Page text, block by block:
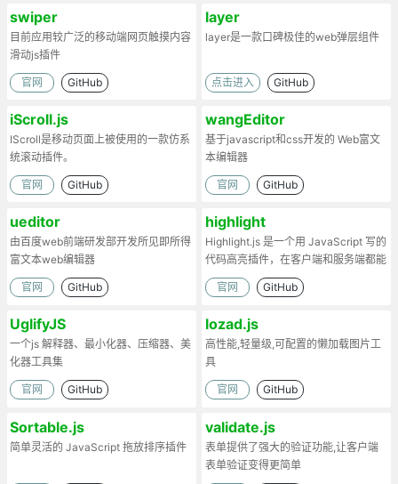
swiper
目前应用较广泛的移动端网页触摸内容
滑动js插件
官网 GitHub
layer
layer是一款口碑极佳的web弹层组件
点击进入 GitHub
iScroll.js
IScroll是移动页面上被使用的一款仿系
统滚动插件。
官网 GitHub
wangEditor
基于javascript和css开发的 Web富文
本编辑器
官网 GitHub
ueditor
由百度web前端研发部开发所见即所得
富文本web编辑器
官网 GitHub
highlight
Highlight.js 是一个用 JavaScript 写的
代码高亮插件，在客户端和服务端都能
工作。
官网 GitHub
UglifyJS
一个js 解释器、最小化器、压缩器、美
化器工具集
官网 GitHub
lozad.js
高性能,轻量级,可配置的懒加载图片工
具
官网 GitHub
Sortable.js
简单灵活的 JavaScript 拖放排序插件
validate.js
表单提供了强大的验证功能,让客户端
表单验证变得更简单